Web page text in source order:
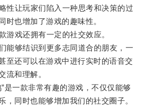
让玩家们陷入一种思考和决策的过
时也增加了游戏的趣味性。
戏还拥有一定的社交效应。
够结识到更多志同道合的朋友，一
至还可以在游戏中进行实时的语音交
流和理解。
一款非常有趣的游戏，不仅仅能够
，同时也能够增加我们的社交圈子。